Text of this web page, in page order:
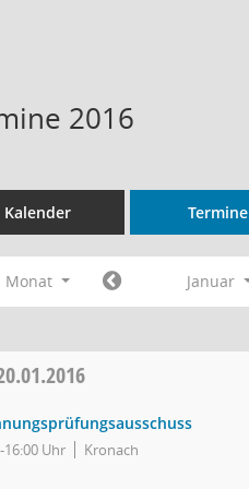
2016
Kalender Termine
Monat Januar
16:00 Uhr Kronach